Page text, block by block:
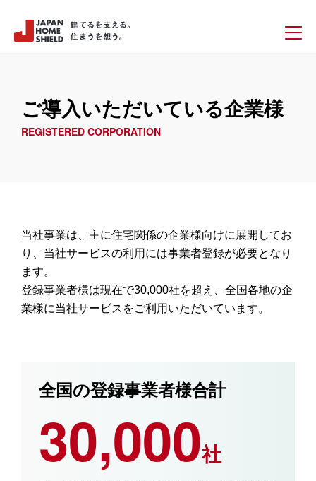
ご導入いただいている企業様
REGISTERED CORPORATION
当社事業は、主に住宅関係の企業様向けに展開してお
り、当社サービスの利用には事業者登録が必要となり
ます。
登録事業者様は現在で30,000社を超え、全国各地の企
業様に当社サービスをご利用いただいています。
全国の登録事業者様合計
30,000社